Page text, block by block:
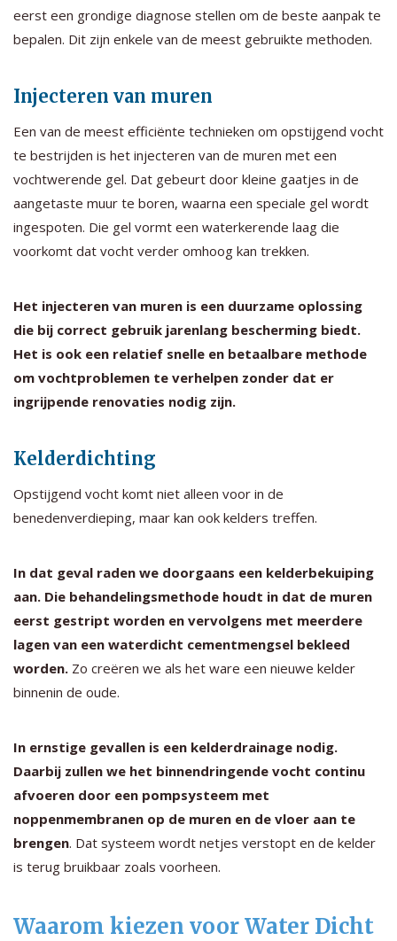
eerst een grondige diagnose stellen om de beste aanpak te
bepalen. Dit zijn enkele van de meest gebruikte methoden.
Injecteren van muren
Een van de meest efficiënte technieken om opstijgend vocht
te bestrijden is het injecteren van de muren met een
vochtwerende gel. Dat gebeurt door kleine gaatjes in de
aangetaste muur te boren, waarna een speciale gel wordt
ingespoten. Die gel vormt een waterkerende laag die
voorkomt dat vocht verder omhoog kan trekken.
Het injecteren van muren is een duurzame oplossing
die bij correct gebruik jarenlang bescherming biedt.
Het is ook een relatief snelle en betaalbare methode
om vochtproblemen te verhelpen zonder dat er
ingrijpende renovaties nodig zijn.
Kelderdichting
Opstijgend vocht komt niet alleen voor in de
benedenverdieping, maar kan ook kelders treffen.
In dat geval raden we doorgaans een kelderbekuiping
aan. Die behandelingsmethode houdt in dat de muren
eerst gestript worden en vervolgens met meerdere
lagen van een waterdicht cementmengsel bekleed
worden. Zo creëren we als het ware een nieuwe kelder
binnenin de oude.
In ernstige gevallen is een kelderdrainage nodig.
Daarbij zullen we het binnendringende vocht continu
afvoeren door een pompsysteem met
noppenmembranen op de muren en de vloer aan te
brengen. Dat systeem wordt netjes verstopt en de kelder
is terug bruikbaar zoals voorheen.
Waarom kiezen voor Water Dicht